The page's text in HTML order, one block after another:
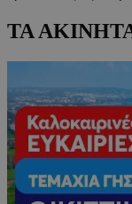
ΤΑ